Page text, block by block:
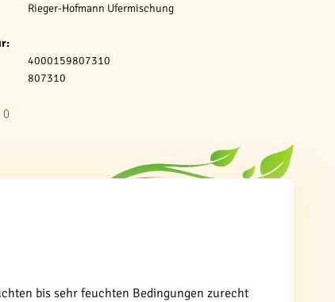
Rieger-Hofmann Ufermischung
4000159807310
807310
bis sehr feuchten Bedingungen zurecht